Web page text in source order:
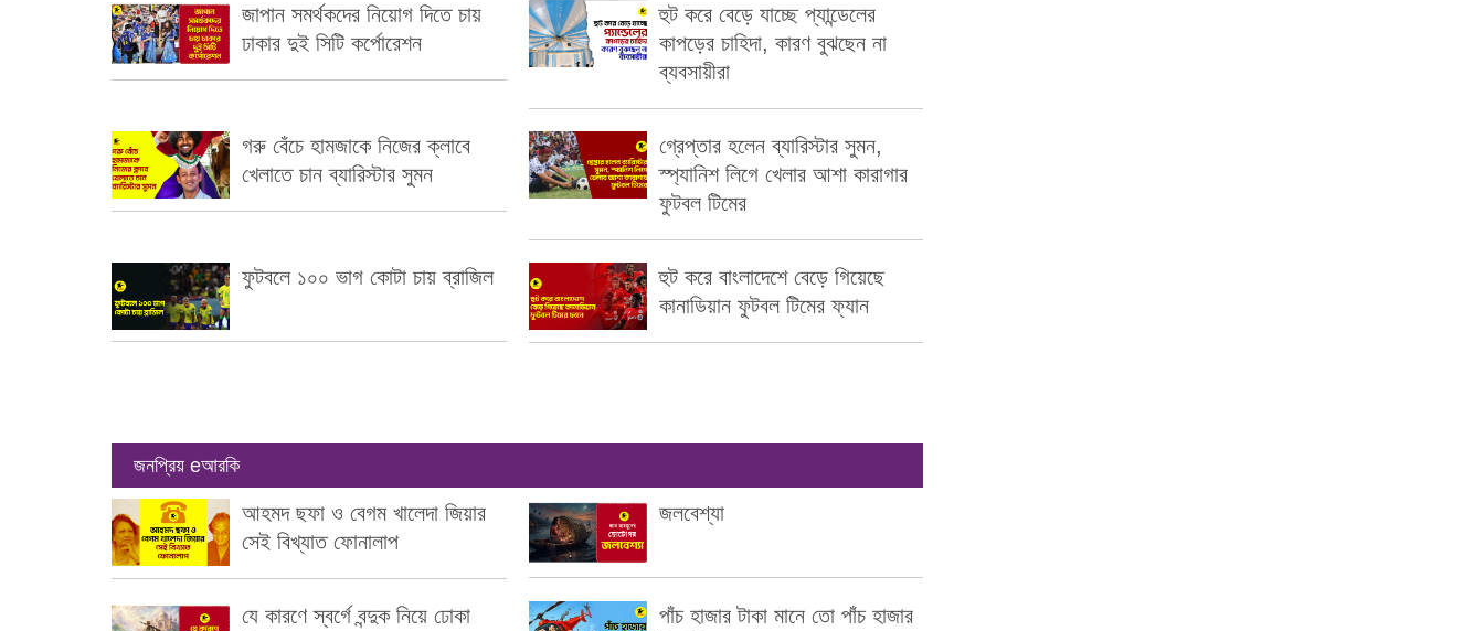
জাপান সমর্থকদের নিয়োগ দিতে চায়
ঢাকার দুই সিটি কর্পোরেশন
হুট করে বেড়ে যাচ্ছে প্যান্ডেলের
কাপড়ের চাহিদা, কারণ বুঝছেন না
ব্যবসায়ীরা
গরু বেঁচে হামজাকে নিজের ক্লাবে
খেলাতে চান ব্যারিস্টার সুমন
গ্রেপ্তার হলেন ব্যারিস্টার সুমন,
স্প্যানিশ লিগে খেলার আশা কারাগার
ফুটবল টিমের
ফুটবলে ১০০ ভাগ কোটা চায় ব্রাজিল
হুট করে বাংলাদেশে বেড়ে গিয়েছে
কানাডিয়ান ফুটবল টিমের ফ্যান
জনপ্রিয় eআরকি
আহমদ ছফা ও বেগম খালেদা জিয়ার
সেই বিখ্যাত ফোনালাপ
জলবেশ্যা
যে কারণে স্বর্গে বন্দুক নিয়ে ঢোকা
পাঁচ হাজার টাকা মানে তো পাঁচ হাজার